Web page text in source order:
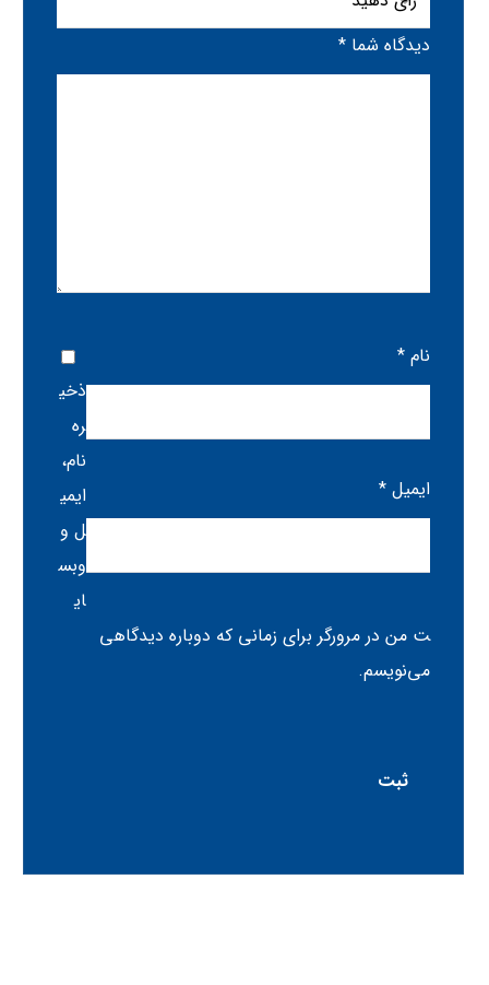
دیدگاه شما*
نام*
ایمیل*
ذخی
ره
نام،
ایمی
ل و
وبس
ای
ت من در مرورگر برای زمانی که دوباره دیدگاهی
می‌نویسم.